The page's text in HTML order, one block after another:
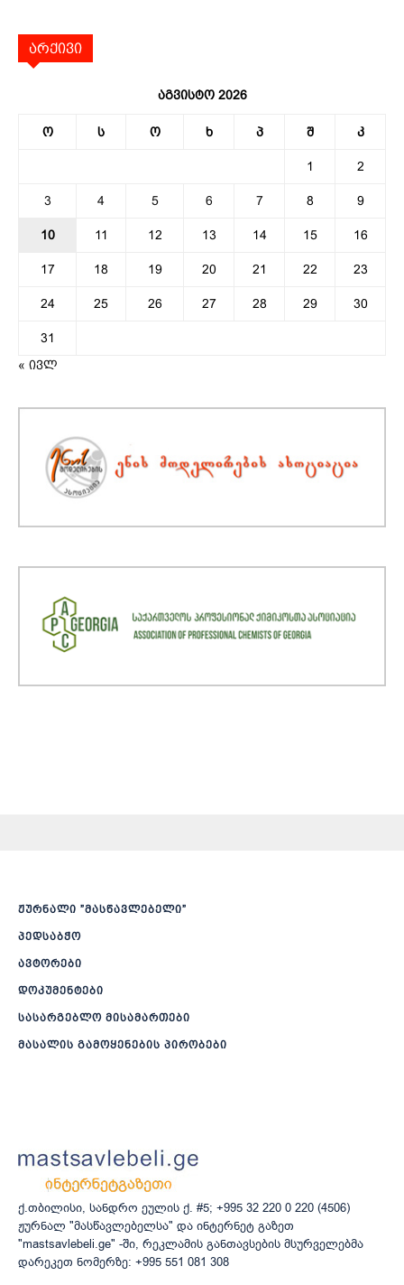
არქივი
აგვისტო 2026
ო ს ო ხ პ შ კ
1 2
3 4 5 6 7 8 9
10 11 12 13 14 15 16
17 18 19 20 21 22 23
24 25 26 27 28 29 30
31
« ივლ
ჟურნალი ”მასწავლებელი”
პედსაბჭო
ავტორები
დოკუმენტები
სასარგებლო მისამართები
მასალის გამოყენების პირობები
ქ.თბილისი, სანდრო ეულის ქ. #5; +995 32 220 0 220 (4506)
ჟურნალ "მასწავლებელსა" და ინტერნეტ გაზეთ
"mastsavlebeli.ge" -ში, რეკლამის განთავსების მსურველებმა
დარეკეთ ნომერზე: +995 551 081 308